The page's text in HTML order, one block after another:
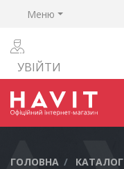
Меню
УВІЙТИ
ГОЛОВНА КАТАЛОГ